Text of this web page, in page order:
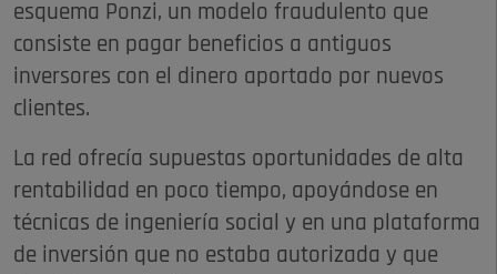
esquema Ponzi, un modelo fraudulento que
consiste en pagar beneficios a antiguos
inversores con el dinero aportado por nuevos
clientes.
La red ofrecía supuestas oportunidades de alta
rentabilidad en poco tiempo, apoyándose en
técnicas de ingeniería social y en una plataforma
de inversión que no estaba autorizada y que